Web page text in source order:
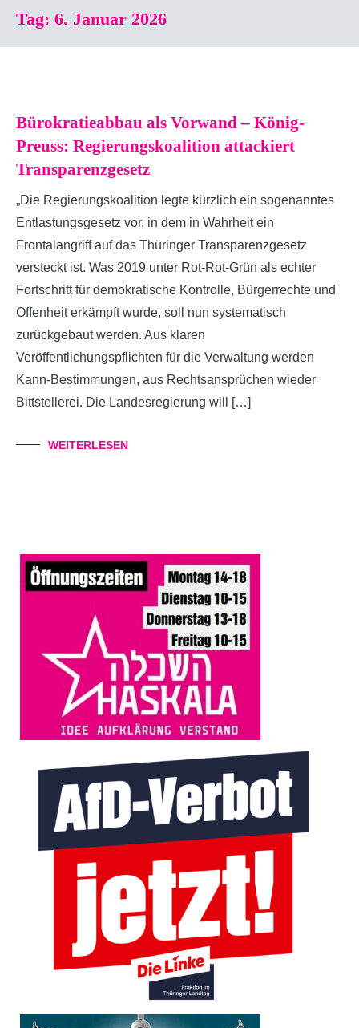
Tag: 6. Januar 2026
Bürokratieabbau als Vorwand – König-
Preuss: Regierungskoalition attackiert
Transparenzgesetz
„Die Regierungskoalition legte kürzlich ein sogenanntes
Entlastungsgesetz vor, in dem in Wahrheit ein
Frontalangriff auf das Thüringer Transparenzgesetz
versteckt ist. Was 2019 unter Rot-Rot-Grün als echter
Fortschritt für demokratische Kontrolle, Bürgerrechte und
Offenheit erkämpft wurde, soll nun systematisch
zurückgebaut werden. Aus klaren
Veröffentlichungspflichten für die Verwaltung werden
Kann-Bestimmungen, aus Rechtsansprüchen wieder
Bittstellerei. Die Landesregierung will […]
WEITERLESEN